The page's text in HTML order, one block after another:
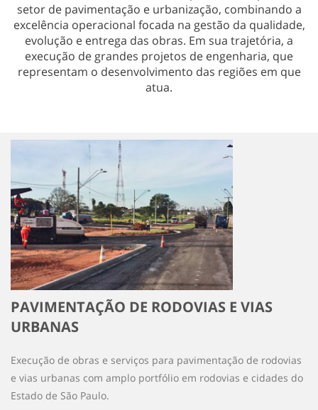
setor de pavimentação e urbanização, combinando a
excelência operacional focada na gestão da qualidade,
evolução e entrega das obras. Em sua trajetória, a
execução de grandes projetos de engenharia, que
representam o desenvolvimento das regiões em que
atua.
PAVIMENTAÇÃO DE RODOVIAS E VIAS
URBANAS
Execução de obras e serviços para pavimentação de rodovias
e vias urbanas com amplo portfólio em rodovias e cidades do
Estado de São Paulo.